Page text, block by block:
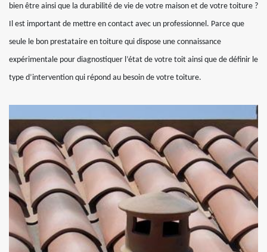
bien être ainsi que la durabilité de vie de votre maison et de votre toiture ?
Il est important de mettre en contact avec un professionnel. Parce que
seule le bon prestataire en toiture qui dispose une connaissance
expérimentale pour diagnostiquer l’état de votre toit ainsi que de définir le
type d’intervention qui répond au besoin de votre toiture.